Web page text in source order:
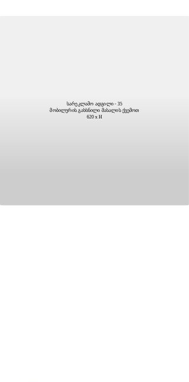
სარეკლამო ადგილი - 35
მობილურის გახსნილი მასალის ქვემოთ
620 x H